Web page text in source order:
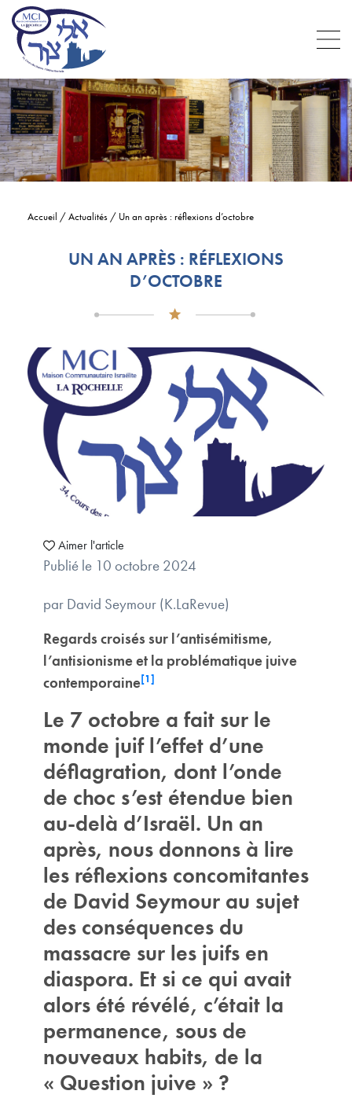
Accueil /Actualités / Un an après : réflexions d’octobre
UN AN APRÈS : RÉFLEXIONS
D’OCTOBRE
Aimer l'article
Publié le 10 octobre 2024
par David Seymour (K.LaRevue)
Regards croisés sur l’antisémitisme,
l’antisionisme et la problématique juive
contemporaine[1]
Le 7 octobre a fait sur le
monde juif l’effet d’une
déflagration, dont l’onde
de choc s’est étendue bien
au-delà d’Israël. Un an
après, nous donnons à lire
les réflexions concomitantes
de David Seymour au sujet
des conséquences du
massacre sur les juifs en
diaspora. Et si ce qui avait
alors été révélé, c’était la
permanence, sous de
nouveaux habits, de la
« Question juive » ?